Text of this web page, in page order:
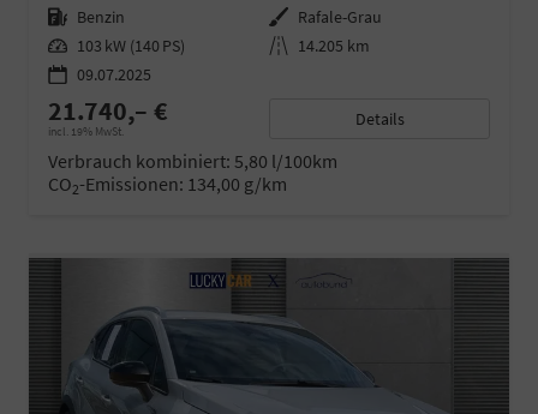
Kraftstoff Benzin Außenfarbe Rafale-Grau
Leistung 103 kW (140 PS) Kilometerstand 14.205 km
09.07.2025
21.740,– €
incl. 19% MwSt.
Details
Verbrauch kombiniert: 5,80 l/100km
CO2-Emissionen: 134,00 g/km